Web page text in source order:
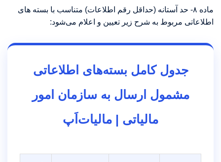
ماده ۸- حد آستانه (حداقل رقم اطلاعات) متناسب با بسته های
اطلاعاتی مربوط به شرح زیر تعیین و اعلام می‌شود:
جدول کامل بسته‌های اطلاعاتی
مشمول ارسال به سازمان امور
مالیاتی | مالیات‌اَپ